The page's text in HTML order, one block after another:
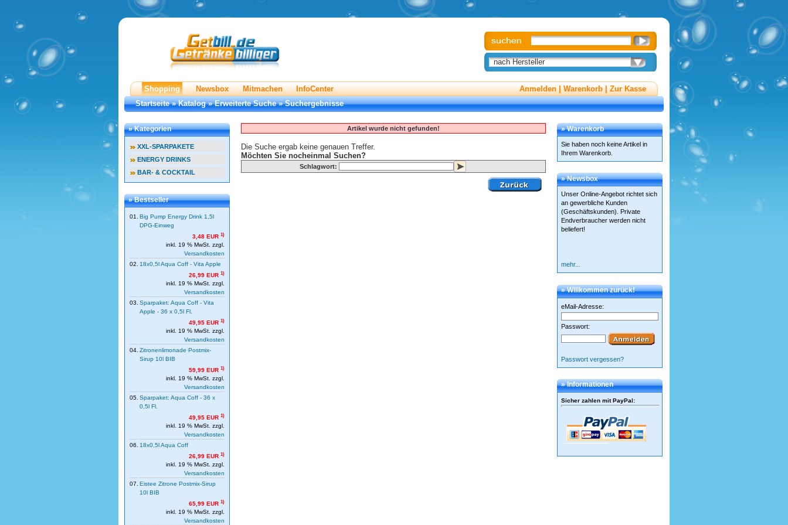
nach Hersteller
Shopping Newsbox Mitmachen InfoCenter Anmelden|Warenkorb|Zur Kasse
Startseite»Katalog»Erweiterte Suche»Suchergebnisse
» Kategorien
XXL-SPARPAKETE
ENERGY DRINKS
BAR- & COCKTAIL
» Bestseller
01. Big Pump Energy Drink 1,5l
DPG-Einweg
3,48 EUR 1)
inkl. 19 % MwSt. zzgl.
Versandkosten
02. 18x0,5l Aqua Coff - Vita Apple
26,99 EUR 1)
inkl. 19 % MwSt. zzgl.
Versandkosten
03. Sparpaket: Aqua Coff - Vita
Apple - 36 x 0,5l Fl.
49,95 EUR 1)
inkl. 19 % MwSt. zzgl.
Versandkosten
04. Zitronenlimonade Postmix-
Sirup 10l BIB
59,99 EUR 1)
inkl. 19 % MwSt. zzgl.
Versandkosten
05. Sparpaket: Aqua Coff - 36 x
0,5l Fl.
49,95 EUR 1)
inkl. 19 % MwSt. zzgl.
Versandkosten
06. 18x0,5l Aqua Coff
26,99 EUR 1)
inkl. 19 % MwSt. zzgl.
Versandkosten
07. Eistee Zitrone Postmix-Sirup
10l BIB
65,99 EUR 1)
inkl. 19 % MwSt. zzgl.
Versandkosten
Artikel wurde nicht gefunden!
Die Suche ergab keine genauen Treffer.
Möchten Sie nocheinmal Suchen?
Schlagwort:
» Warenkorb
Sie haben noch keine Artikel in
Ihrem Warenkorb.
» Newsbox
Unser Online-Angebot richtet sich
an gewerbliche Kunden
(Geschäftskunden). Private
Endverbraucher werden nicht
beliefert!
mehr...
» Willkommen zurück!
eMail-Adresse:
Passwort:
Passwort vergessen?
» Informationen
Sicher zahlen mit PayPal: